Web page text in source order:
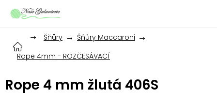
Šňůry
Šňůry Maccaroni
Rope 4mm - ROZČESÁVACÍ
Rope 4 mm žlutá 406S